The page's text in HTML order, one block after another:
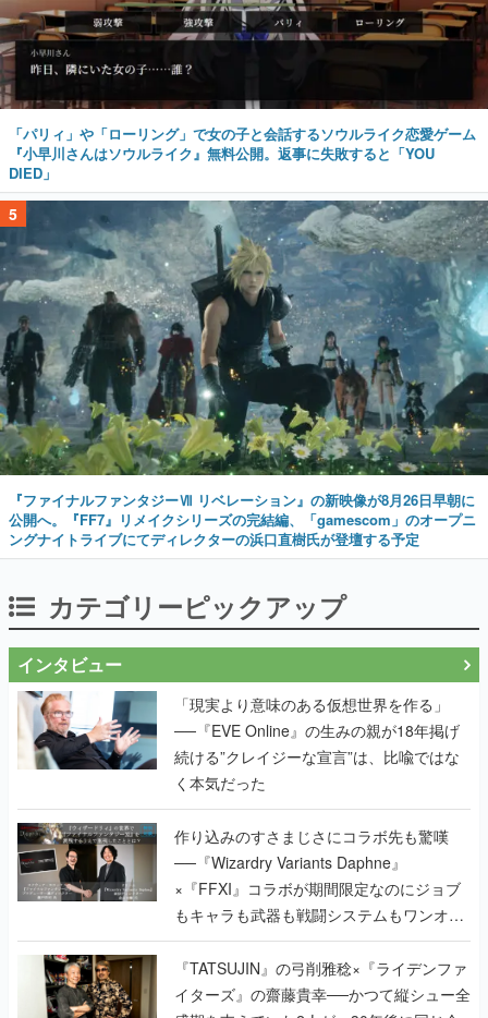
「パリィ」や「ローリング」で女の子と会話するソウルライク恋愛ゲーム
『小早川さんはソウルライク』無料公開。返事に失敗すると「YOU
DIED」
5
『ファイナルファンタジーⅦ リベレーション』の新映像が8月26日早朝に
公開へ。『FF7』リメイクシリーズの完結編、「gamescom」のオープニ
ングナイトライブにてディレクターの浜口直樹氏が登壇する予定
カテゴリーピックアップ
インタビュー
「現実より意味のある仮想世界を作る」
──『EVE Online』の生みの親が18年掲げ
続ける”クレイジーな宣言”は、比喩ではな
く本気だった
作り込みのすさまじさにコラボ先も驚嘆
──『Wizardry Variants Daphne』
×『FFXI』コラボが期間限定なのにジョブ
もキャラも武器も戦闘システムもワンオフ
で作り込まれた理由を両ディレクターに聞
く
『TATSUJIN』の弓削雅稔×『ライデンファ
イターズ』の齋藤貴幸──かつて縦シュー全